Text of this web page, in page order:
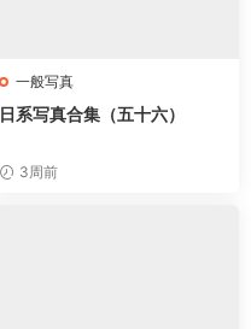
一般写真
日系写真合集（五十六）
3周前